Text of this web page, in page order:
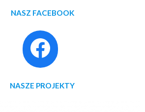
NASZ FACEBOOK
NASZE PROJEKTY